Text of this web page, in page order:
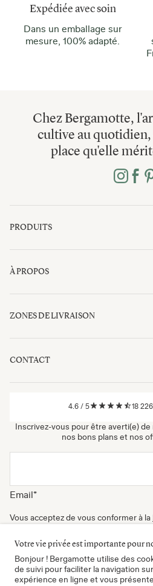
Expédiée avec soin
Dans un emballage sur
mesure, 100% adapté.
Chez Bergamotte,
cultive au
place qu'elle
PRODUITS
À PROPOS
ZONES DE LIVRAISON
CONTACT
4.6 / 5 18 226
Inscrivez-vous pour être averti(e) de
nos bons plans et nos
Email*
Vous acceptez de vous conformer à la
newsletters. Vous pouvez vous
Votre vie privée est importante pour
Bonjour ! Bergamotte utilise des
de suivi pour faciliter la navigation
expérience en ligne et vous